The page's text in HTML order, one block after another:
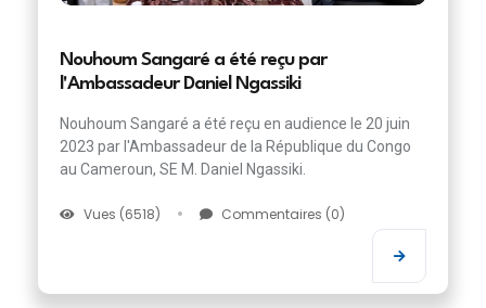
Nouhoum Sangaré a été reçu par
l'Ambassadeur Daniel Ngassiki
Nouhoum Sangaré a été reçu en audience le 20 juin
2023 par l'Ambassadeur de la République du Congo
au Cameroun, SE M. Daniel Ngassiki.
Vues (6518) Commentaires (0)